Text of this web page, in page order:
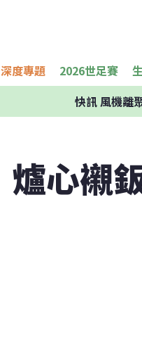
深度專題 2026世足賽
快訊風機離
爐心襯